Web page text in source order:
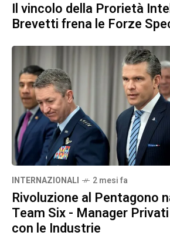
Il vincolo della Prorietà
Brevetti frena le Forze
INTERNAZIONALI 2 mesi fa
Rivoluzione al Pentagono
Team Six - Manager
con le Industrie